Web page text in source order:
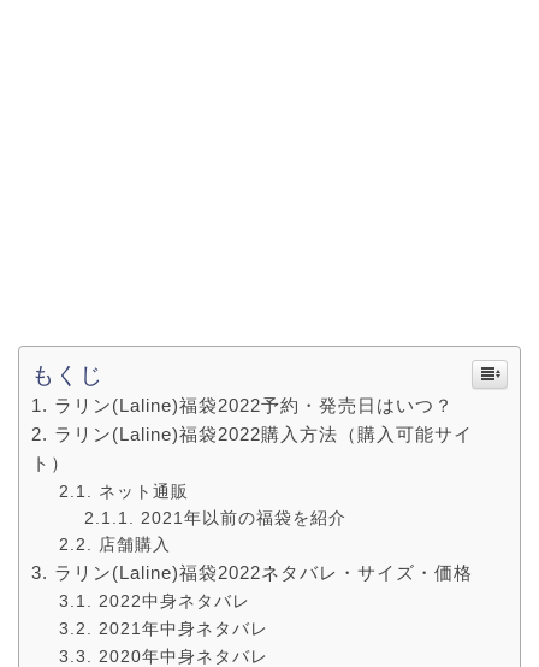
もくじ
ラリン(Laline)福袋2022予約・発売日はいつ？
ラリン(Laline)福袋2022購入方法（購入可能サイ
ト）
ネット通販
2021年以前の福袋を紹介
店舗購入
ラリン(Laline)福袋2022ネタバレ・サイズ・価格
2022中身ネタバレ
2021年中身ネタバレ
2020年中身ネタバレ